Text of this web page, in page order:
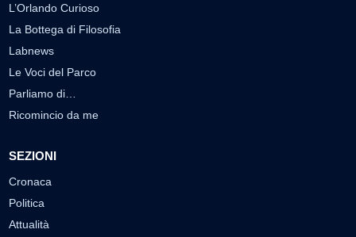
L’Orlando Curioso
La Bottega di Filosofia
Labnews
Le Voci del Parco
Parliamo di…
Ricomincio da me
SEZIONI
Cronaca
Politica
Attualità